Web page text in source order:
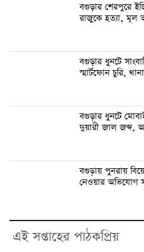
বগুড়ার শেরপুরে
রাজুকে হত্যা, মূল
বগুড়ার ধুনটে
স্মার্টফোন চুরি,
বগুড়ার ধুনটে
দুয়ারী জাল জব্দ,
বগুড়ায় পুনরায়
নেওয়ার অভিযোগ
এই সপ্তাহের পাঠকপ্রিয়